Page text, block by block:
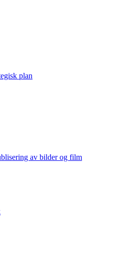
plan
av bilder og film